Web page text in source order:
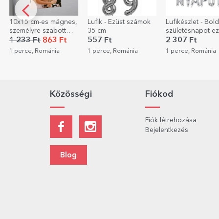
10x15 cm-es mágnes,
személyre szabott
fotóval
1 233 Ft 863 Ft
1 perce, Románia
Lufik - Ezüst számok
35 cm
557 Ft
1 perce, Románia
Lufikészlet -
születésnapot
2 307 Ft
1 perce, Románia
Közösségi
Blog
Fiókod
Fiók létrehozása
Bejelentkezés